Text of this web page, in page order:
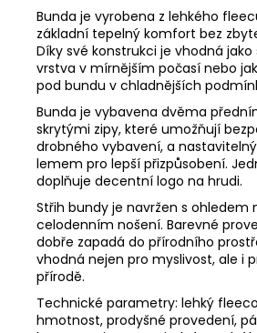
Bunda je vyrobena z lehkého
základní tepelný komfort bez
Díky své konstrukci je vhodná
vrstva v mírnějším počasí nebo
pod bundu v chladnějších
Bunda je vybavena dvěma
skrytými zipy, které umožňují
drobného vybavení, a
lemem pro lepší přizpůsobení.
doplňuje decentní logo na hrudi.
Střih bundy je navržen s ohledem
celodenním nošení. Barevné
dobře zapadá do přírodního
vhodná nejen pro myslivost, ale i
přírodě.
Technické parametry: lehký
hmotnost, prodyšné provedení,